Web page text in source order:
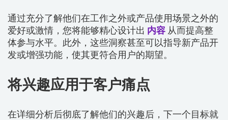
通过充分了解他们在工作之外或产品使用场景之外的
爱好或激情，您将能够精心设计出 内容 从而提高整
体参与水平。此外，这些洞察甚至可以指导新产品开
发或增强功能，使其更符合用户的期望。
将兴趣应用于客户痛点
在详细分析后彻底了解他们的兴趣后，下一个目标就